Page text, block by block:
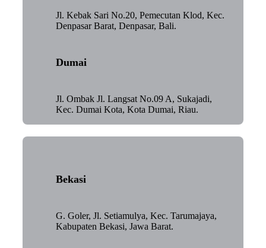
Jl. Kebak Sari No.20, Pemecutan Klod, Kec.
Denpasar Barat, Denpasar, Bali.
Dumai
Jl. Ombak Jl. Langsat No.09 A, Sukajadi,
Kec. Dumai Kota, Kota Dumai, Riau.
Bekasi
G. Goler, Jl. Setiamulya, Kec. Tarumajaya,
Kabupaten Bekasi, Jawa Barat.